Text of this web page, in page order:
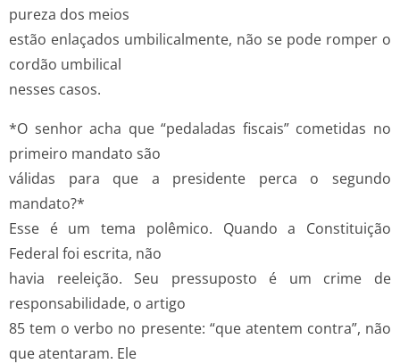
pureza dos meios
estão enlaçados umbilicalmente, não se pode romper o
cordão umbilical
nesses casos.
*O senhor acha que “pedaladas fiscais” cometidas no
primeiro mandato são
válidas para que a presidente perca o segundo
mandato?*
Esse é um tema polêmico. Quando a Constituição
Federal foi escrita, não
havia reeleição. Seu pressuposto é um crime de
responsabilidade, o artigo
85 tem o verbo no presente: “que atentem contra”, não
que atentaram. Ele